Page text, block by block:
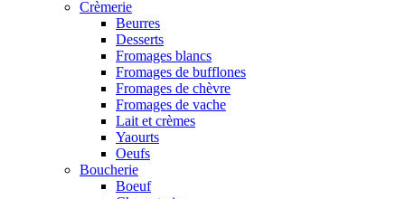
Crèmerie
Beurres
Desserts
Fromages blancs
Fromages de bufflones
Fromages de chèvre
Fromages de vache
Lait et crèmes
Yaourts
Oeufs
Boucherie
Boeuf